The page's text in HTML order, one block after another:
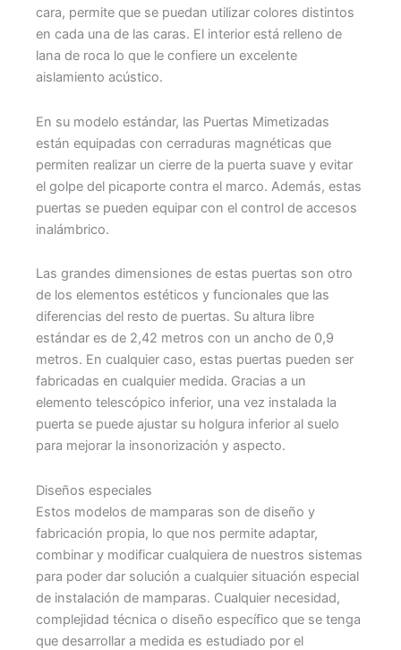
cara, permite que se puedan utilizar colores distintos
en cada una de las caras. El interior está relleno de
lana de roca lo que le confiere un excelente
aislamiento acústico.
En su modelo estándar, las Puertas Mimetizadas
están equipadas con cerraduras magnéticas que
permiten realizar un cierre de la puerta suave y evitar
el golpe del picaporte contra el marco. Además, estas
puertas se pueden equipar con el control de accesos
inalámbrico.
Las grandes dimensiones de estas puertas son otro
de los elementos estéticos y funcionales que las
diferencias del resto de puertas. Su altura libre
estándar es de 2,42 metros con un ancho de 0,9
metros. En cualquier caso, estas puertas pueden ser
fabricadas en cualquier medida. Gracias a un
elemento telescópico inferior, una vez instalada la
puerta se puede ajustar su holgura inferior al suelo
para mejorar la insonorización y aspecto.
Diseños especiales
Estos modelos de mamparas son de diseño y
fabricación propia, lo que nos permite adaptar,
combinar y modificar cualquiera de nuestros sistemas
para poder dar solución a cualquier situación especial
de instalación de mamparas. Cualquier necesidad,
complejidad técnica o diseño específico que se tenga
que desarrollar a medida es estudiado por el